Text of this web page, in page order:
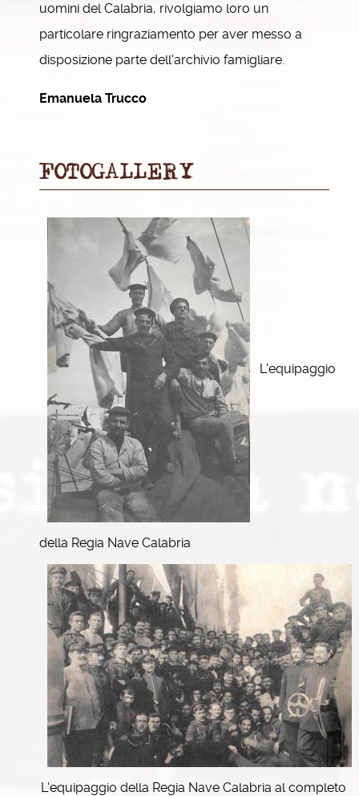
uomini del Calabria, rivolgiamo loro un
particolare ringraziamento per aver messo a
disposizione parte dell'archivio famigliare.
Emanuela Trucco
FOTOGALLERY
L'equipaggio
della Regia Nave Calabria
L'equipaggio della Regia Nave Calabria al completo